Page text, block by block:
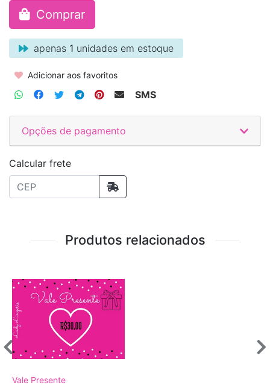
Comprar
apenas 1 unidades em estoque
Adicionar aos favoritos
SMS
Opções de pagamento
Calcular frete
Produtos relacionados
Vale Presente